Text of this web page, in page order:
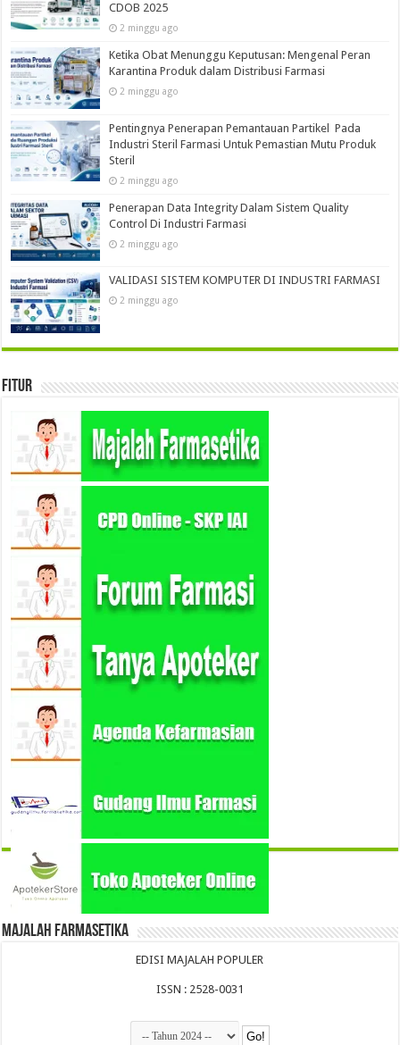
CDOB 2025
2 minggu ago
Ketika Obat Menunggu Keputusan: Mengenal Peran
Karantina Produk dalam Distribusi Farmasi
2 minggu ago
Pentingnya Penerapan Pemantauan Partikel Pada
Industri Steril Farmasi Untuk Pemastian Mutu Produk
Steril
2 minggu ago
Penerapan Data Integrity Dalam Sistem Quality
Control Di Industri Farmasi
2 minggu ago
VALIDASI SISTEM KOMPUTER DI INDUSTRI FARMASI
2 minggu ago
Fitur
Majalah Farmasetika
EDISI MAJALAH POPULER
ISSN : 2528-0031